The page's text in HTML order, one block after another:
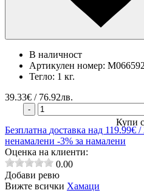
В наличност
Артикулен номер: M066592
Тегло: 1 кг.
39.33€ / 76.92лв.
-
Купи с
Безплатна доставка над 119.99€
ненамалени -3% за намалени
Оценка на клиенти:
0.00
Добави ревю
Вижте всички Хамаци